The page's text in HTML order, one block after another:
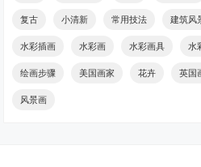
复古 小清新 常用技法 建筑风
水彩插画 水彩画 水彩画具 水
绘画步骤 美国画家 花卉 英国
风景画